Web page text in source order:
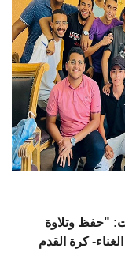
"حفظ وتلاوة
كرة القدم